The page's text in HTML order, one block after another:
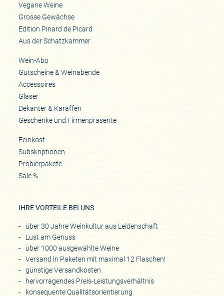
Vegane Weine
Grosse Gewächse
Edition Pinard de Picard
Aus der Schatzkammer
Wein-Abo
Gutscheine & Weinabende
Accessoires
Gläser
Dekanter & Karaffen
Geschenke und Firmenpräsente
Feinkost
Subskriptionen
Probierpakete
Sale %
IHRE VORTEILE BEI UNS
über 30 Jahre Weinkultur aus Leidenschaft
Lust am Genuss
über 1000 ausgewählte Weine
Versand in Paketen mit maximal 12 Flaschen!
günstige Versandkosten
hervorragendes Preis-Leistungsverhältnis
konsequente Qualitätsorientierung